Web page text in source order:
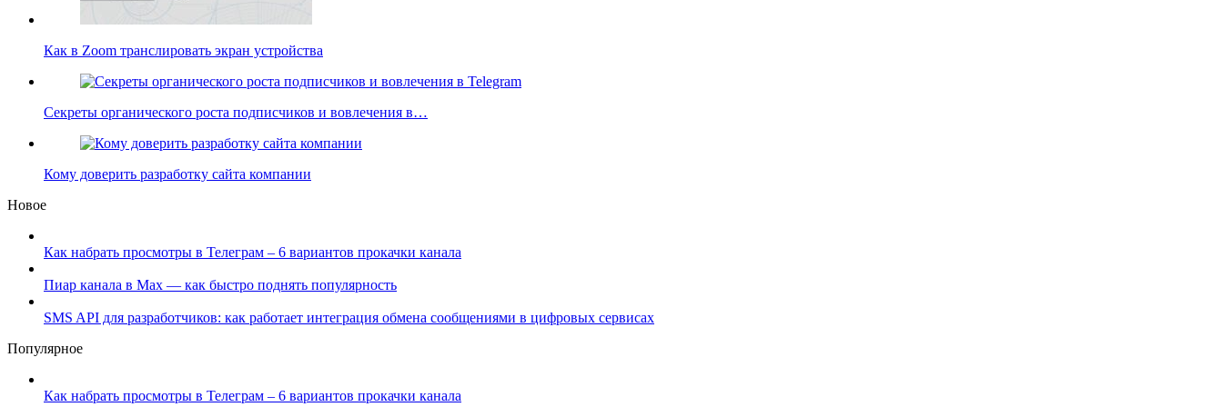
Как в Zoom транслировать экран устройства
Секреты органического роста подписчиков и вовлечения в…
Кому доверить разработку сайта компании
Новое
Как набрать просмотры в Телеграм – 6 вариантов прокачки канала
Пиар канала в Max — как быстро поднять популярность
SMS API для разработчиков: как работает интеграция обмена сообщениями в цифровых сервисах
Популярное
Как набрать просмотры в Телеграм – 6 вариантов прокачки канала